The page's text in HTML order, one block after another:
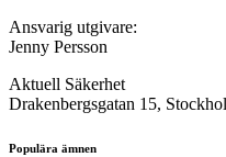
Ansvarig utgivare:
Jenny Persson
Aktuell Säkerhet
Drakenbergsgatan 15,
Populära ämnen